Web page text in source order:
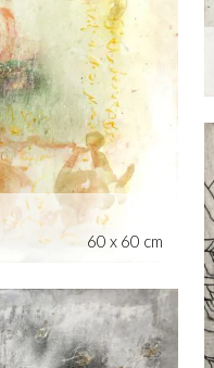
60 x 60 cm